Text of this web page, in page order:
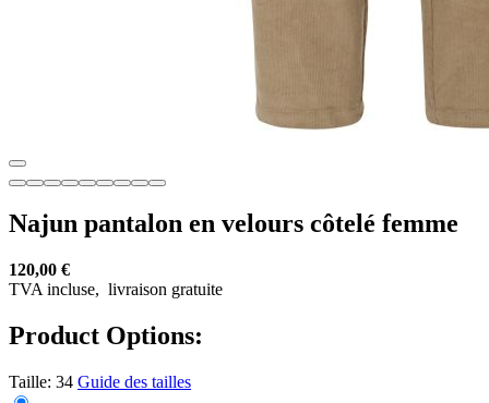
Najun pantalon en velours côtelé femme
120,00 €
TVA incluse, livraison gratuite
Product Options:
Taille: 34 Guide des tailles